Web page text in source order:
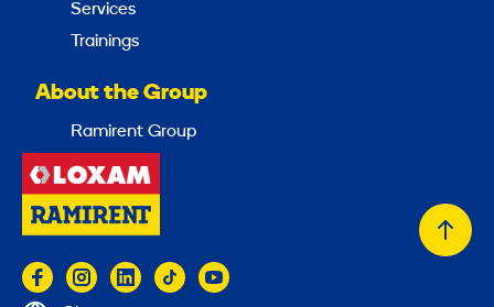
Services
Trainings
About the Group
Ramirent Group
Back